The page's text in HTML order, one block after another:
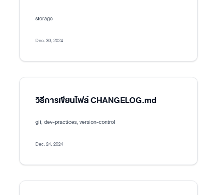
storage
Dec. 30, 2024
วิธีการเขียนไฟล์ CHANGELOG.md
git, dev-practices, version-control
Dec. 24, 2024